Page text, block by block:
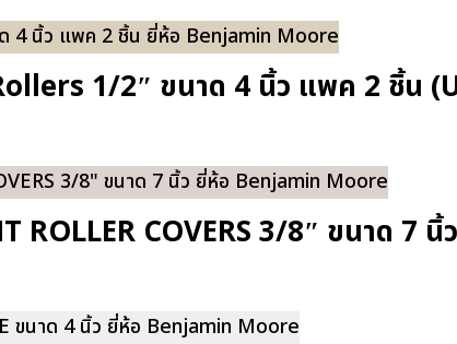
1/2″ ขนาด 4 นิ้ว แพค 2 ชิ้น
ROLLER COVERS 3/8″ ขนาด 7